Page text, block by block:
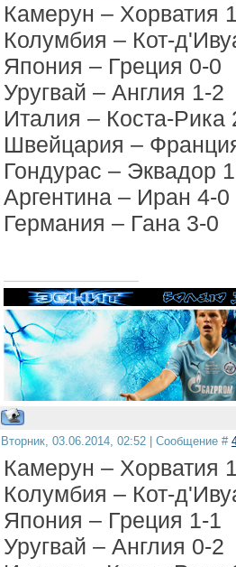
Камерун – Хорватия
Колумбия – Кот-
Япония – Греция 0-0
Уругвай – Англия 1-2
Италия – Коста-Рика
Швейцария –
Гондурас – Эквадор
Аргентина – Иран 4-0
Германия – Гана 3-0
Вторник, 03.06.2014, 02:52 | Сообщение #
Камерун – Хорватия
Колумбия – Кот-
Япония – Греция 1-1
Уругвай – Англия 0-2